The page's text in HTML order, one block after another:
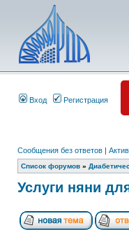
Вход Регистрация
Сообщения без ответов |
Список форумов »
Услуги няни